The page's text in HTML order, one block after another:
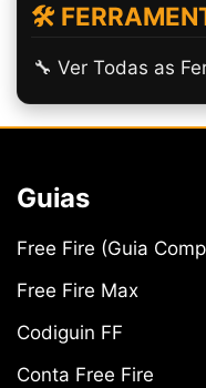
🛠️
🔧 Ver Todas as
Guias
Free Fire (Guia
Free Fire Max
Codiguin FF
Conta Free Fire